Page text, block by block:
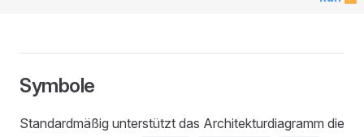
Symbole
Standardmäßig unterstützt das Architekturdiagramm die